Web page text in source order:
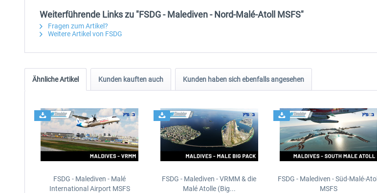
Weiterführende Links zu "FSDG - Malediven - Nord-Malé-Atoll MSFS"
Fragen zum Artikel?
Weitere Artikel von FSDG
Ähnliche Artikel Kunden kauften auch Kunden haben sich ebenfalls angesehen
FSDG - Malediven - Malé
International Airport MSFS
FSDG - Malediven - VRMM & die
Malé Atolle (Big...
FSDG - Malediven - Süd-Malé-Atoll
MSFS